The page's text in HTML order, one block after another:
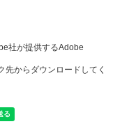
社が提供するAdobe
からダウンロードしてく